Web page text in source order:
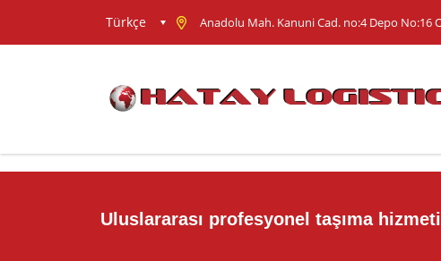
Türkçe Anadolu Mah. Kanuni Cad. no:4 Depo No:16
Uluslararası profesyonel taşıma